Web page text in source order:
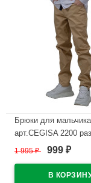
Брюки для мальчика
арт.CEGISA 2200
36/140-40/152 цвет
1 995₽ 999 ₽